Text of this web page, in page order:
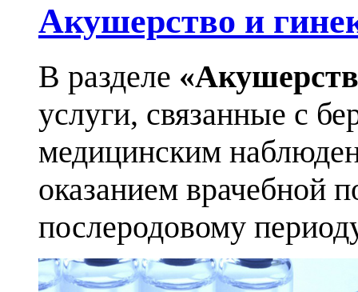
Акушерство и
В разделе
услуги, связанные с
медицинским
оказанием врачебной
послеродовому